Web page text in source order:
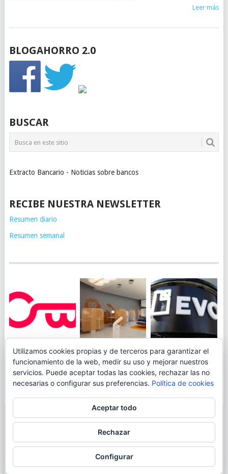
Leer más
BLOGAHORRO 2.0
BUSCAR
Extracto Bancario - Noticias sobre bancos
RECIBE NUESTRA NEWSLETTER
Resumen diario
Resumen semanal
JUEGA AL
CANICÓDROMO
DIGITAL DE
OPENBANK
ING TOCA SUELO EN
LA RENTABILIDAD
DE SU CUENTA
NARANJA: 0,01% TAE
EVO BANK
PERMITIRÁ
INGRESAR DINERO
DESDE LAS OFICINAS
© 2026BLOGAHORRO.
CONTACTA CON EL AUTOR
MAPA DE LA WEB
MÁS INFORMACIÓN SOBRE LAS COOKIES
POLÍTICA DE COOKIES
Utilizamos cookies propias y de terceros para garantizar el
funcionamiento de la web, medir su uso y mejorar nuestros
servicios. Puede aceptar todas las cookies, rechazar las no
necesarias o configurar sus preferencias. Política de cookies
Aceptar todo
Rechazar
Configurar